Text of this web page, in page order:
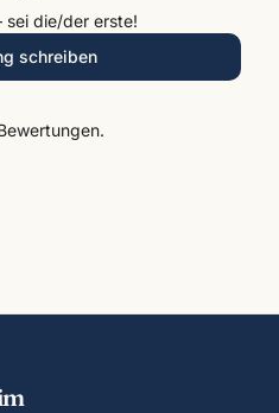
die/der erste!
schreiben